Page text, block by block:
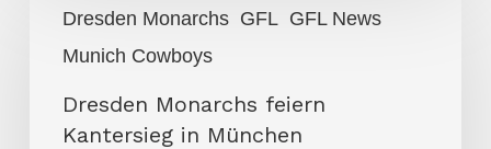
Richtung
Dresden Monarchs GFL GFL News
Munich Cowboys
Monarchs
feiern
Dresden Monarchs feiern
Kantersieg in München